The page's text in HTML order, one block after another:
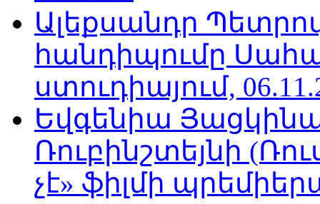
Ալեքսանդր
հանդիպումը
ստուդիայում,
Եվգենիա
Ռուբինշտեյնի
չէ» ֆիլմի